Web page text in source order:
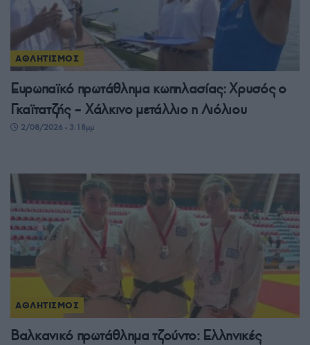
ΑΘΛΗΤΙΣΜΟΣ
Ευρωπαϊκό πρωτάθλημα κωπηλασίας: Χρυσός ο
Γκαϊτατζής – Χάλκινο μετάλλιο η Λιόλιου
2/08/2026 - 3:18μμ
ΑΘΛΗΤΙΣΜΟΣ
Βαλκανικό πρωτάθλημα τζούντο: Ελληνικές